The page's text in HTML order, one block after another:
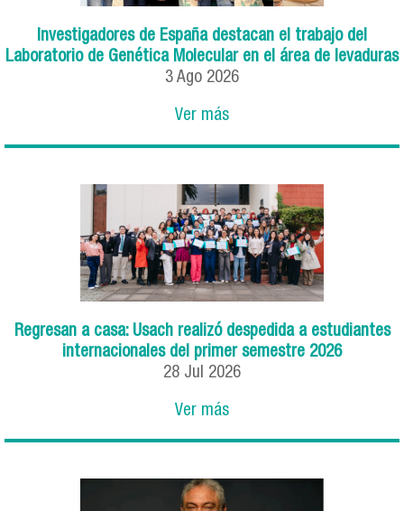
Investigadores de España destacan el trabajo del
Laboratorio de Genética Molecular en el área de levaduras
3 Ago 2026
Ver más
Regresan a casa: Usach realizó despedida a estudiantes
internacionales del primer semestre 2026
28 Jul 2026
Ver más